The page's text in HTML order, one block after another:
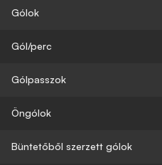
Gólok
Gól/perc
Gólpasszok
Öngólok
Büntetőből szerzett gólok